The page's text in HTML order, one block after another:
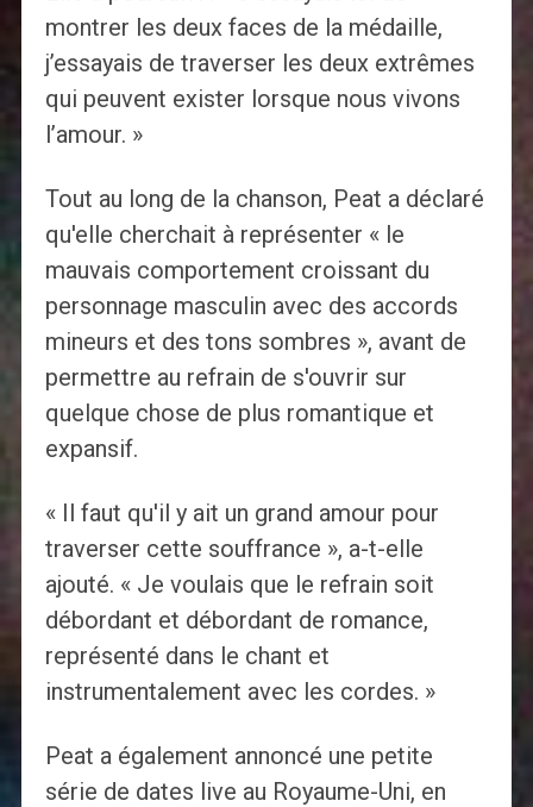
montrer les deux faces de la médaille,
j’essayais de traverser les deux extrêmes
qui peuvent exister lorsque nous vivons
l’amour. »
Tout au long de la chanson, Peat a déclaré
qu'elle cherchait à représenter « le
mauvais comportement croissant du
personnage masculin avec des accords
mineurs et des tons sombres », avant de
permettre au refrain de s'ouvrir sur
quelque chose de plus romantique et
expansif.
« Il faut qu'il y ait un grand amour pour
traverser cette souffrance », a-t-elle
ajouté. « Je voulais que le refrain soit
débordant et débordant de romance,
représenté dans le chant et
instrumentalement avec les cordes. »
Peat a également annoncé une petite
série de dates live au Royaume-Uni, en